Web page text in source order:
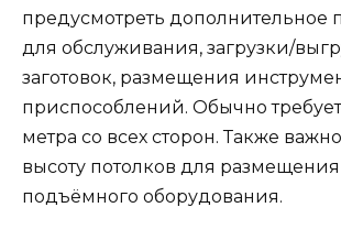
предусмотреть дополнительное
для обслуживания, загрузки/
заготовок, размещения
приспособлений. Обычно
метра со всех сторон. Также
высоту потолков для
подъёмного оборудования.